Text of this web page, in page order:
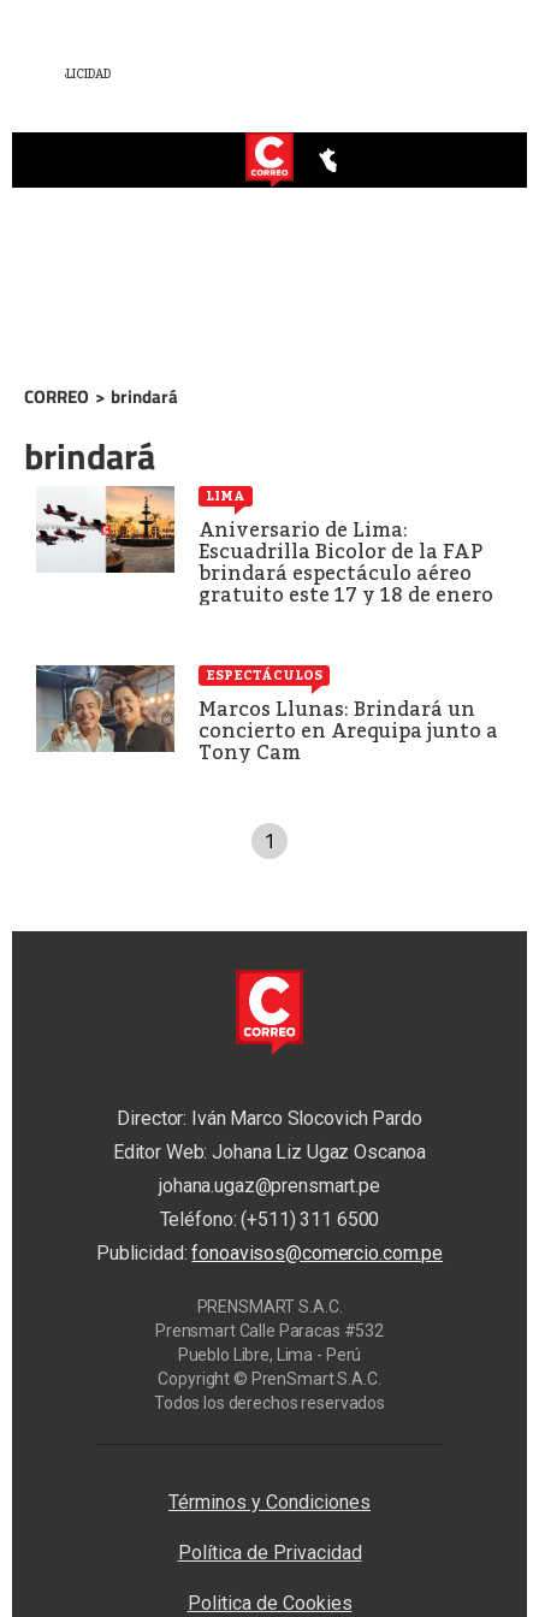
CORREO > brindará
brindará
LIMA
Aniversario de Lima:
Escuadrilla Bicolor de la FAP
brindará espectáculo aéreo
gratuito este 17 y 18 de enero
ESPECTÁCULOS
Marcos Llunas: Brindará un
concierto en Arequipa junto a
Tony Cam
1
Director: Iván Marco Slocovich Pardo
Editor Web: Johana Liz Ugaz Oscanoa
johana.ugaz@prensmart.pe
Teléfono: (+511) 311 6500
Publicidad:fonoavisos@comercio.com.pe
PRENSMART S.A.C.
Prensmart Calle Paracas #532
Pueblo Libre, Lima - Perú
Copyright © PrenSmart S.A.C.
Todos los derechos reservados
Términos y Condiciones
Política de Privacidad
Politica de Cookies